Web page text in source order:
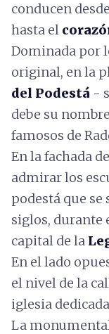
conducen
hasta el
Dominada por
original, en la
del Podestá -
debe su
famosos de
En la fachada
admirar los
podestá que se
siglos, durante
capital de la
En el lado
el nivel de la
iglesia
La